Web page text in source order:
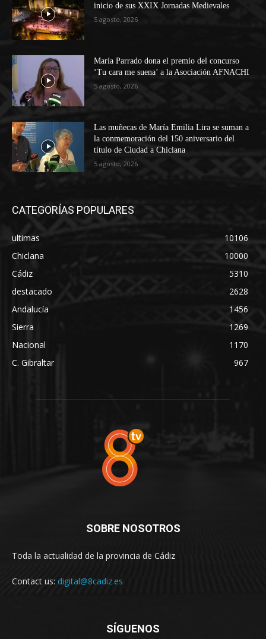
inicio de sus XXIX Jornadas Medievales
5 agosto, 2026
María Parrado dona el premio del concurso
‘Tu cara me suena’ a la Asociación AFNACHI
5 agosto, 2026
Las muñecas de María Emilia Lira se suman a
la conmemoración del 150 aniversario del
título de Ciudad a Chiclana
5 agosto, 2026
CATEGORÍAS POPULARES
ultimas
10106
Chiclana
10000
Cádiz
5310
destacado
2628
Andalucía
1456
Sierra
1269
Nacional
1170
C. Gibraltar
967
SOBRE NOSOTROS
Toda la actualidad de la provincia de Cádiz
Contact us: digital@8cadiz.es
SÍGUENOS